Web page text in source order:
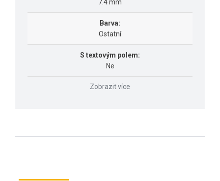
7.4 mm
Barva:
Ostatní
S textovým polem:
Ne
Zobrazit více